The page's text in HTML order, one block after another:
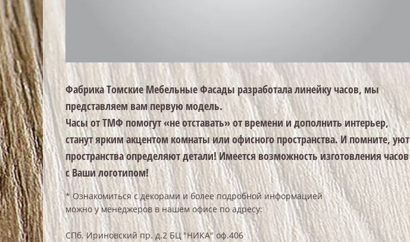
Фабрика Томские Мебельные Фасады разработала линейку часов, мы
представляем вам первую модель.
Часы от ТМФ помогут «не отставать» от времени и дополнить интерьер,
станут ярким акцентом комнаты или офисного пространства.И помните, уют
пространства определяют детали! Имеется возможность изготовления часов
с Ваши логотипом!
* Ознакомиться с декорами и более подробной информацией
можно у менеджеров в нашем офисе по адресу:
СПб. Ириновский пр. д.2 БЦ "НИКА" оф.406